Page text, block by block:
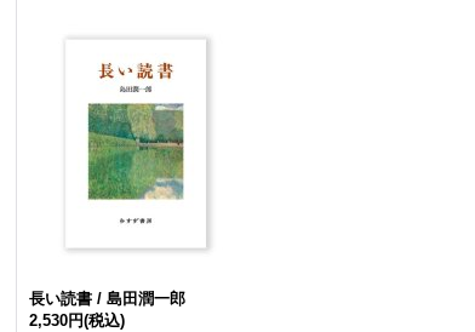
長い読書 / 島田潤一郎
2,530円(税込)